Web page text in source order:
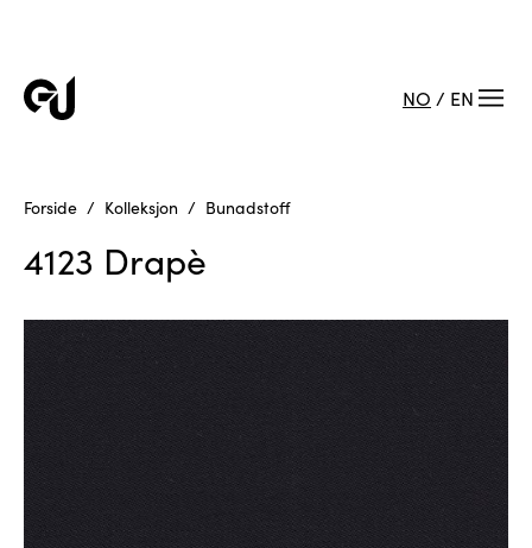
NO / EN
Forside Kolleksjon Bunadstoff
4123 Drapè